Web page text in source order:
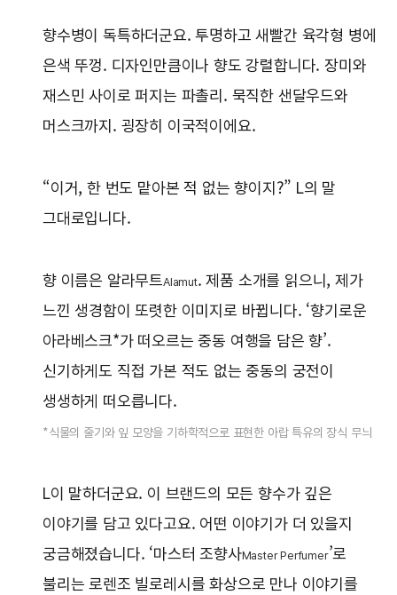
향수병이 독특하더군요. 투명하고 새빨간 육각형 병에
은색 뚜껑. 디자인만큼이나 향도 강렬합니다. 장미와
재스민 사이로 퍼지는 파촐리. 묵직한 샌달우드와
머스크까지. 굉장히 이국적이에요.
“이거, 한 번도 맡아본 적 없는 향이지?” L의 말
그대로입니다.
향 이름은 알라무트Alamut. 제품 소개를 읽으니, 제가
느낀 생경함이 또렷한 이미지로 바뀝니다. ‘향기로운
아라베스크*가 떠오르는 중동 여행을 담은 향’.
신기하게도 직접 가본 적도 없는 중동의 궁전이
생생하게 떠오릅니다.
*식물의 줄기와 잎 모양을 기하학적으로 표현한 아랍 특유의 장식 무늬
L이 말하더군요. 이 브랜드의 모든 향수가 깊은
이야기를 담고 있다고요. 어떤 이야기가 더 있을지
궁금해졌습니다. ‘마스터 조향사Master Perfumer’로
불리는 로렌조 빌로레시를 화상으로 만나 이야기를